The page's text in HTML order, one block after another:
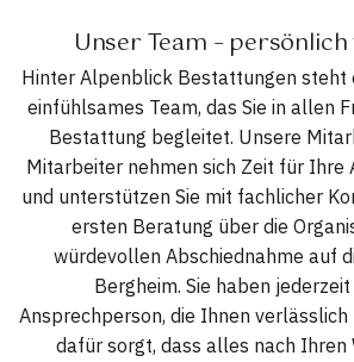
Unser Team –
Hinter Alpenblick Bestattungen steht
einfühlsames Team, das Sie in allen
Bestattung begleitet. Unsere
Mitarbeiter nehmen sich Zeit für Ihre
und unterstützen Sie mit fachlicher
ersten Beratung über die
würdevollen Abschiednahme auf
Bergheim. Sie haben
Ansprechperson, die Ihnen verlässlich
dafür sorgt, dass alles nach Ihren